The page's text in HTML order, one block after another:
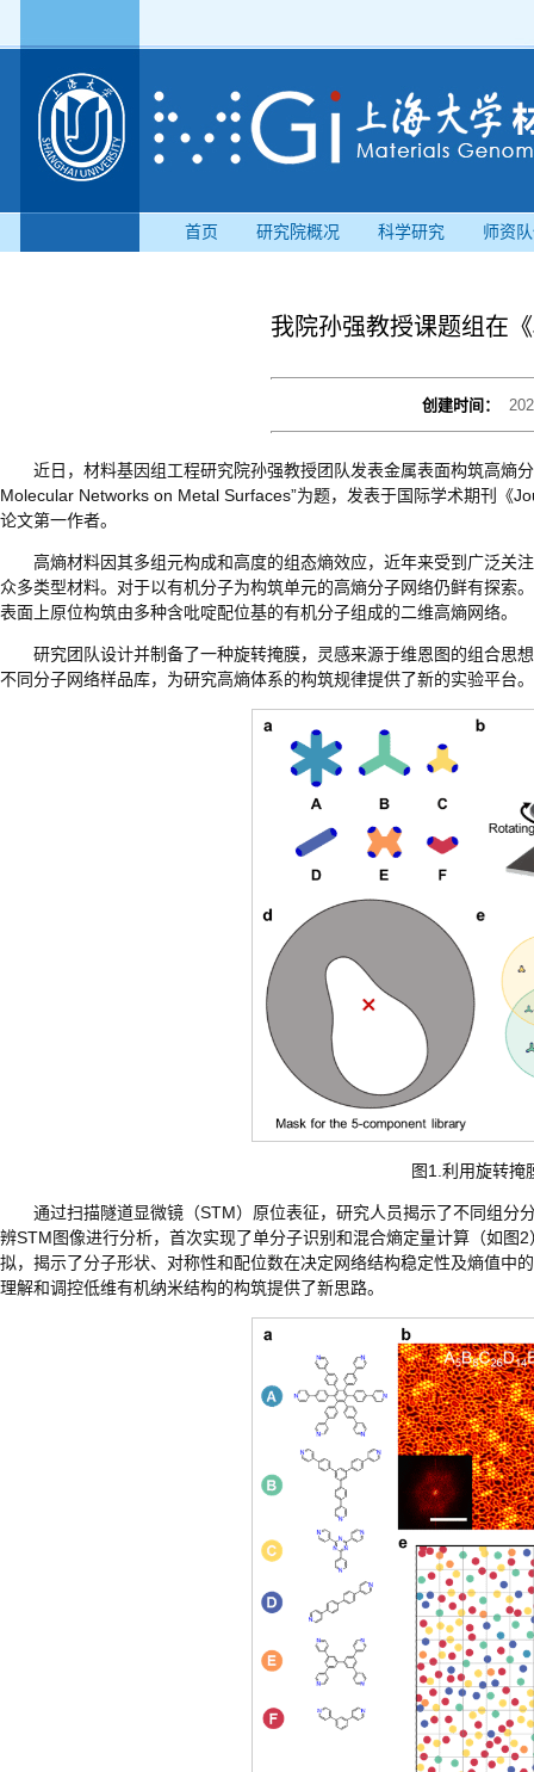
首页 研究院概况 科学研究 师资
我院孙强教授课题组在
创建时间：
近日，材料基因组工程研究院孙强教授团队发表金属表面构筑高熵
Molecular Networks on Metal Surfaces”为题，发表于国际学术期刊《
论文第一作者。
高熵材料因其多组元构成和高度的组态熵效应，近年来受到广泛关
众多类型材料。对于以有机分子为构筑单元的高熵分子网络仍鲜有探
表面上原位构筑由多种含吡啶配位基的有机分子组成的二维高熵网络。
研究团队设计并制备了一种旋转掩膜，灵感来源于维恩图的组合思
不同分子网络样品库，为研究高熵体系的构筑规律提供了新的实验平台。
图1.利用旋转掩
通过扫描隧道显微镜（STM）原位表征，研究人员揭示了不同组
辨STM图像进行分析，首次实现了单分子识别和混合熵定量计算（如图
拟，揭示了分子形状、对称性和配位数在决定网络结构稳定性及熵值中
理解和调控低维有机纳米结构的构筑提供了新思路。